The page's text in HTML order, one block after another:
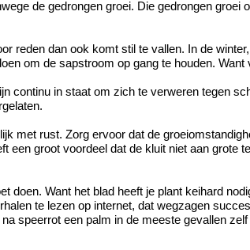
de gedrongen groei. Die gedrongen
reden dan ook komt stil te vallen. In de
om de sapstroom op gang te houden. Want
continu in staat om zich te verweren tegen
met rust. Zorg ervoor dat de
een groot voordeel dat de kluit niet aan
doen. Want het blad heeft je plant keihard
te lezen op internet, dat wegzagen
speerrot een palm in de meeste gevallen